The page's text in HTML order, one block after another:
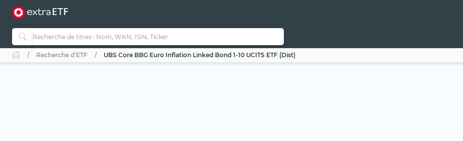
Recherche d’ETF UBS Core BBG Euro Inflation Linked Bond 1-10 UCITS ETF (Dist)